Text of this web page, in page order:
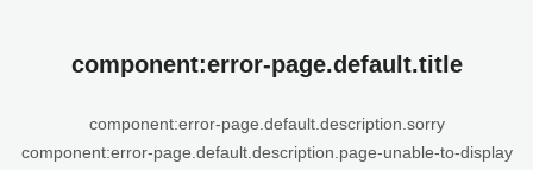
component:error-page.default.title
component:error-page.default.description.sorry
component:error-page.default.description.page-unable-to-display